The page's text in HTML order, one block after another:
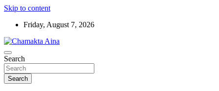
Skip to content
Friday, August 7, 2026
Chamakta Aina
Hindi News Paper – Jharkhand
Search
Search